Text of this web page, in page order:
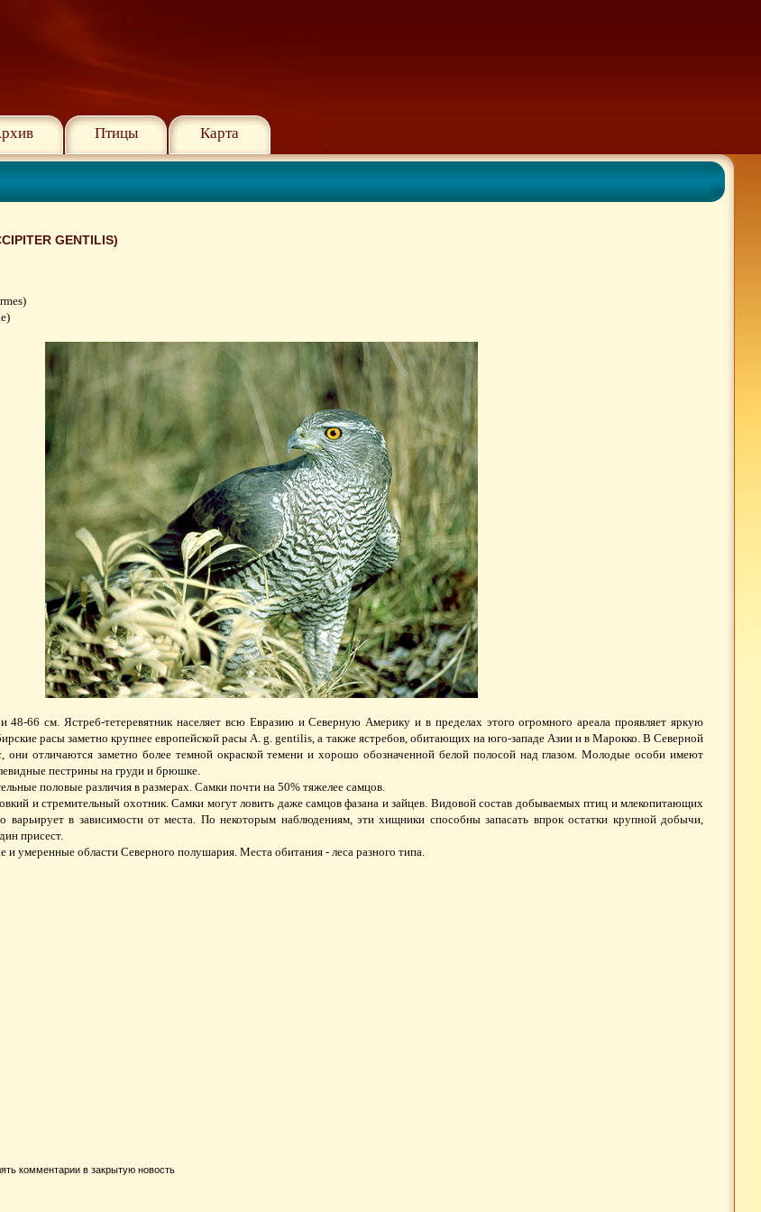
Птицы Карта
GENTILIS)
48-66 см. Ястреб-тетеревятник населяет всю Евразию и Северную Америку и в пределах этого огромного ареала проявляет яркую
расы заметно крупнее европейской расы A. g. gentilis, а также ястребов, обитающих на юго-западе Азии и в Марокко. В Северной
они отличаются заметно более темной окраской темени и хорошо обозначенной белой полосой над глазом. Молодые особи имеют
пестрины на груди и брюшке.
половые различия в размерах. Самки почти на 50% тяжелее самцов.
и стремительный охотник. Самки могут ловить даже самцов фазана и зайцев. Видовой состав добываемых птиц и млекопитающих
варьирует в зависимости от места. По некоторым наблюдениям, эти хищники способны запасать впрок остатки крупной добычи,
присест.
и умеренные области Северного полушария. Места обитания - леса разного типа.
комментарии в закрытую новость